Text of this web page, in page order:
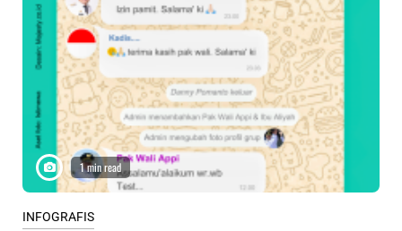
1 min read
INFOGRAFIS